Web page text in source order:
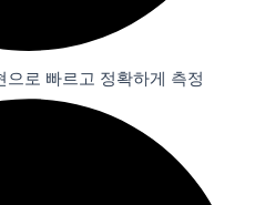
로 빠르고 정확하게 측정